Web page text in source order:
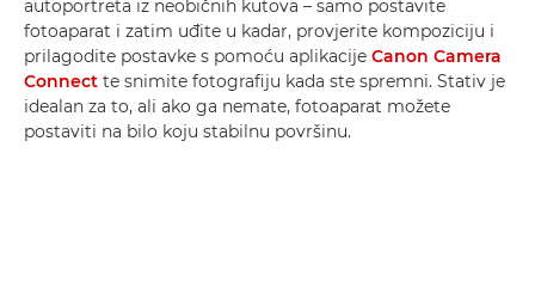
autoportreta iz neobičnih kutova – samo postavite
fotoaparat i zatim uđite u kadar, provjerite kompoziciju i
prilagodite postavke s pomoću aplikacije Canon Camera
Connect te snimite fotografiju kada ste spremni. Stativ je
idealan za to, ali ako ga nemate, fotoaparat možete
postaviti na bilo koju stabilnu površinu.